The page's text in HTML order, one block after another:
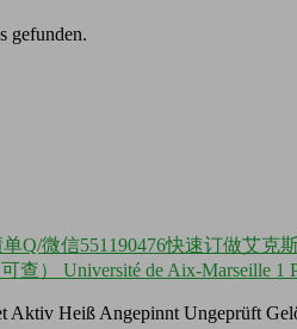
gefunden.
Q/微信551190476快速订做艾
查） Université de Aix-Marseille 1
Aktiv Heiß Angepinnt Ungeprüft